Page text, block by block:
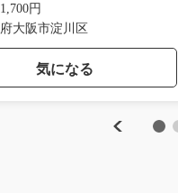
Previous
円
大阪市淀川区
気になる